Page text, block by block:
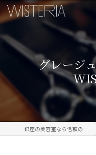
グレージ
銀座の美容室なら信頼のWISTERIA